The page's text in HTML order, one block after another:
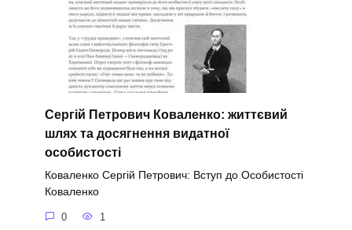
Сергій Петрович Коваленко: життєвий
шлях та досягнення видатної
особистості
Коваленко Сергій Петрович: Вступ до Особистості
Коваленко
0 1